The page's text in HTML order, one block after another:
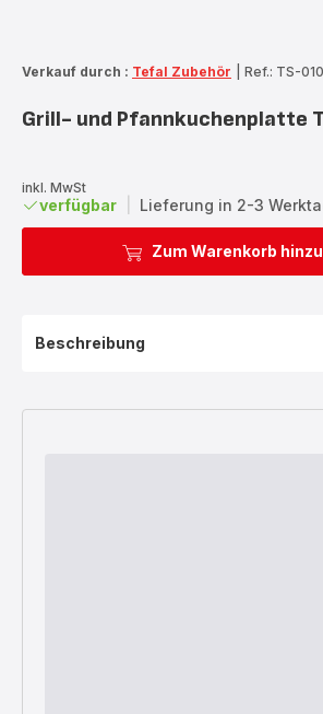
Verkauf durch : Tefal Zubehör Ref.: TS-
Grill- und Pfannkuchenplatte
inkl. MwSt
verfügbar Lieferung in 2-3
Zum Warenkorb
Beschreibung